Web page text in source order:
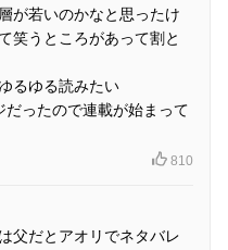
が若いのかなと思ったけ
笑うところがあって割と
るゆる読みたい
ったので連載が始まって
810
父だとアオリでネタバレ